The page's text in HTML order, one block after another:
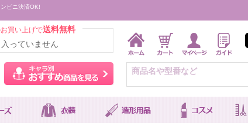
ビニ決済OK!
買い上げで送料無料
っていません
ウィッグをカラーから探す キャラ別おすすめ商品を見る